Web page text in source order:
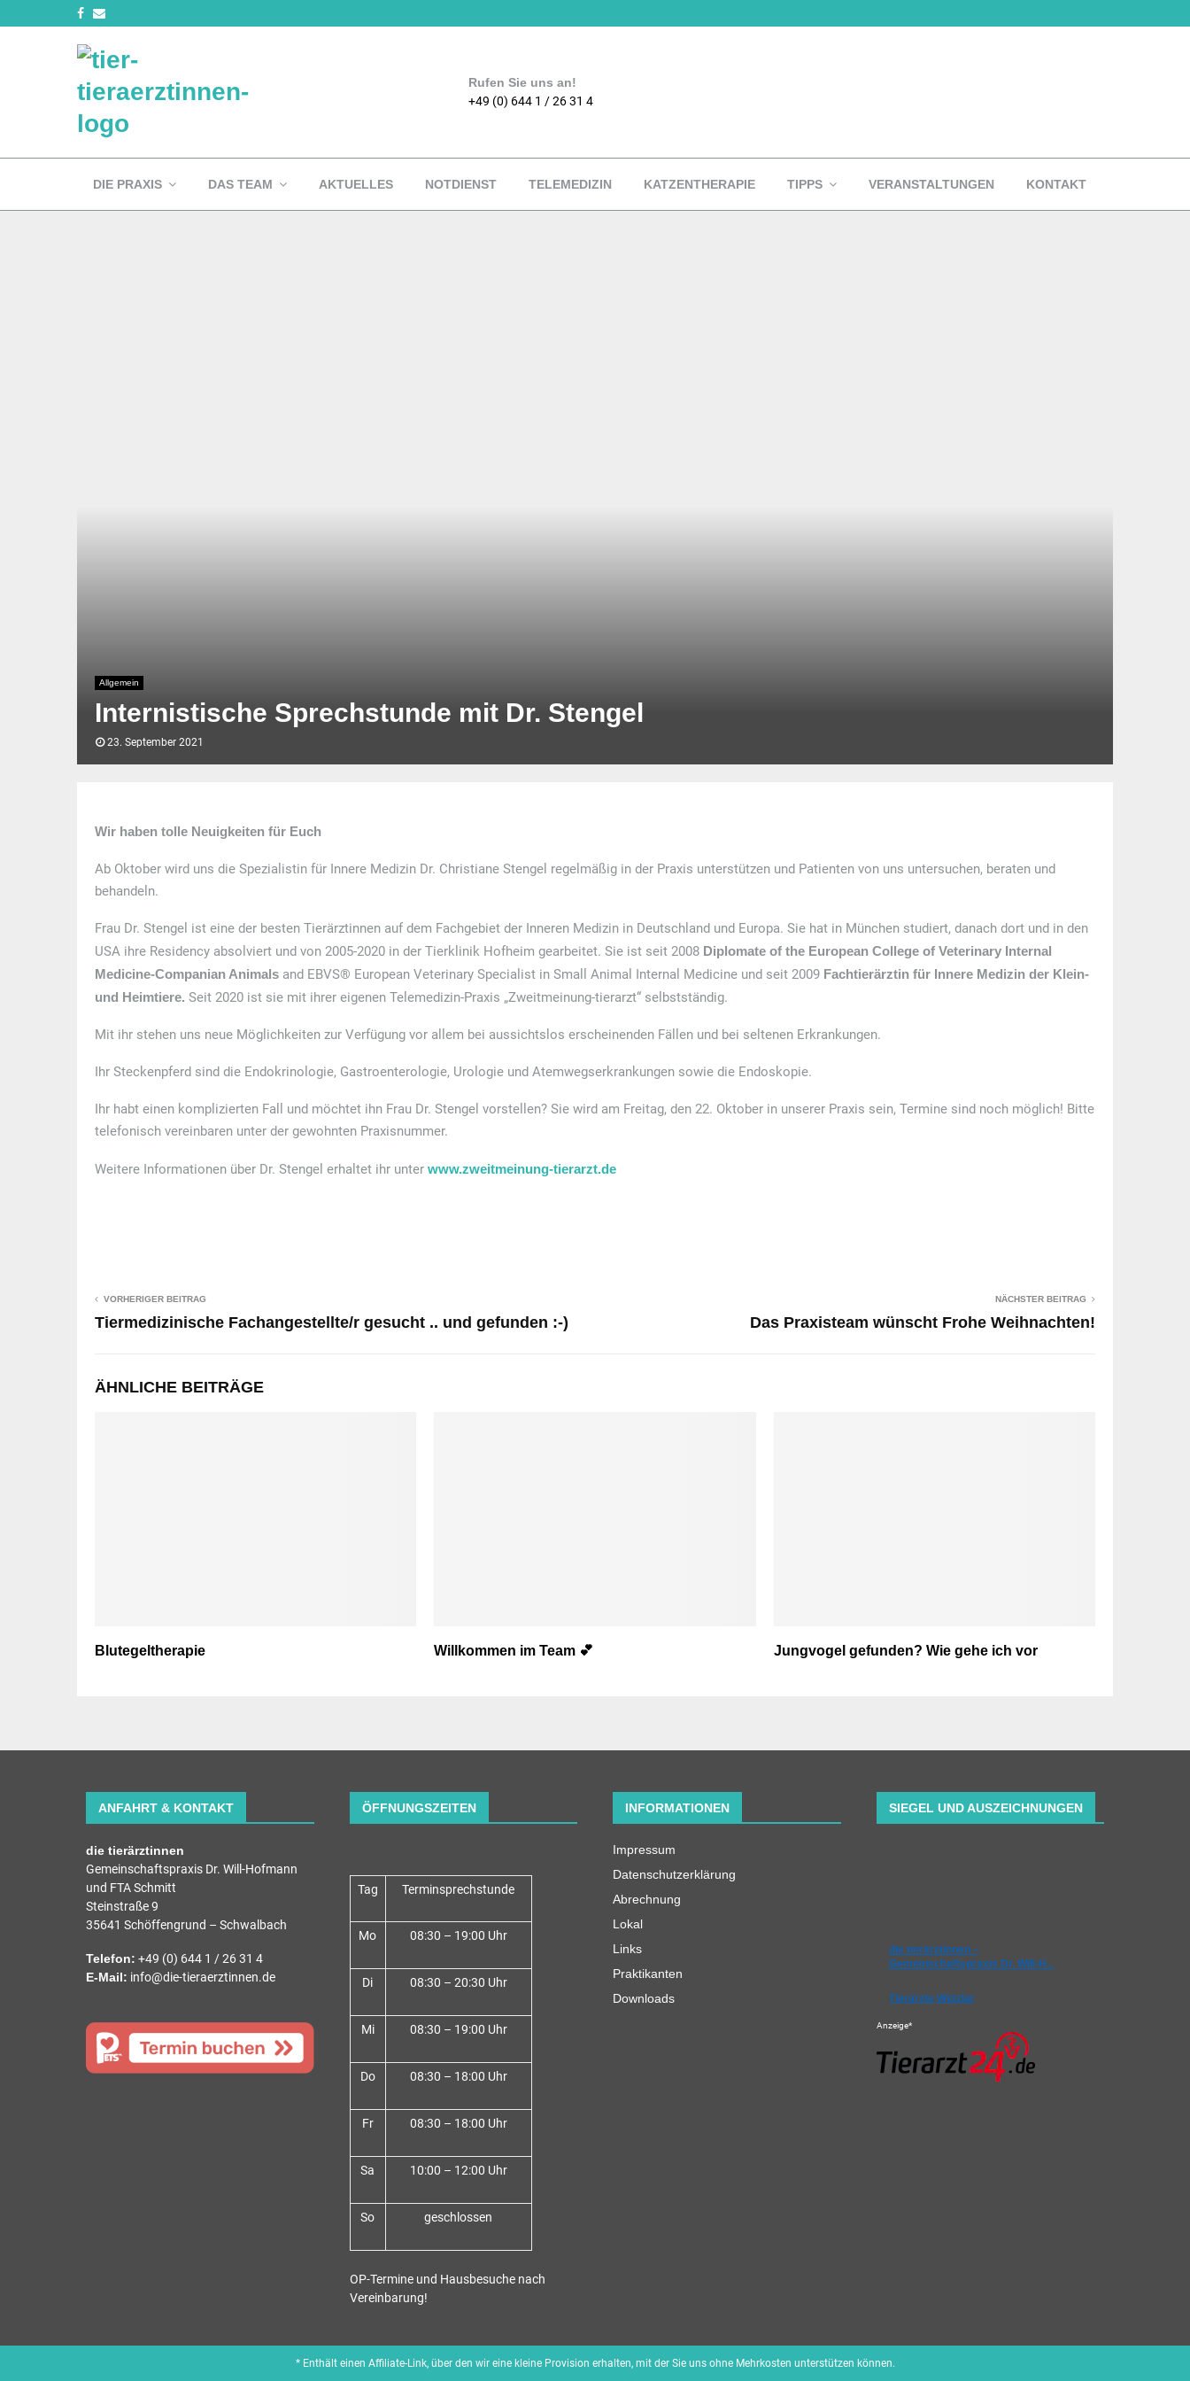
Rufen Sie uns an!
+49 (0) 644 1 / 26 31 4
DIE PRAXIS DAS TEAM AKTUELLES NOTDIENST TELEMEDIZIN KATZENTHERAPIE TIPPS VERANSTALTUNGEN KONTAKT
Allgemein
Internistische Sprechstunde mit Dr. Stengel
23. September 2021
Wir haben tolle Neuigkeiten für Euch
Ab Oktober wird uns die Spezialistin für Innere Medizin Dr. Christiane Stengel regelmäßig in der Praxis unterstützen und Patienten von uns untersuchen, beraten und
behandeln.
Frau Dr. Stengel ist eine der besten Tierärztinnen auf dem Fachgebiet der Inneren Medizin in Deutschland und Europa. Sie hat in München studiert, danach dort und in den
USA ihre Residency absolviert und von 2005-2020 in der Tierklinik Hofheim gearbeitet. Sie ist seit 2008 Diplomate of the European College of Veterinary Internal
Medicine-Companian Animals and EBVS® European Veterinary Specialist in Small Animal Internal Medicine und seit 2009 Fachtierärztin für Innere Medizin der Klein-
und Heimtiere. Seit 2020 ist sie mit ihrer eigenen Telemedizin-Praxis „Zweitmeinung-tierarzt“ selbstständig.
Mit ihr stehen uns neue Möglichkeiten zur Verfügung vor allem bei aussichtslos erscheinenden Fällen und bei seltenen Erkrankungen.
Ihr Steckenpferd sind die Endokrinologie, Gastroenterologie, Urologie und Atemwegserkrankungen sowie die Endoskopie.
Ihr habt einen komplizierten Fall und möchtet ihn Frau Dr. Stengel vorstellen? Sie wird am Freitag, den 22. Oktober in unserer Praxis sein, Termine sind noch möglich! Bitte
telefonisch vereinbaren unter der gewohnten Praxisnummer.
Weitere Informationen über Dr. Stengel erhaltet ihr unter www.zweitmeinung-tierarzt.de
VORHERIGER BEITRAG
Tiermedizinische Fachangestellte/r gesucht .. und gefunden :-)
NÄCHSTER BEITRAG
Das Praxisteam wünscht Frohe Weihnachten!
ÄHNLICHE BEITRÄGE
Blutegeltherapie Willkommen im Team 💕 Jungvogel gefunden? Wie gehe ich vor
ANFAHRT & KONTAKT
die tierärztinnen
Gemeinschaftspraxis Dr. Will-Hofmann
und FTA Schmitt
Steinstraße 9
35641 Schöffengrund – Schwalbach
Telefon: +49 (0) 644 1 / 26 31 4
E-Mail: info@die-tieraerztinnen.de
ÖFFNUNGSZEITEN
Tag Terminsprechstunde
Mo 08:30 – 19:00 Uhr
Di 08:30 – 20:30 Uhr
Mi 08:30 – 19:00 Uhr
Do 08:30 – 18:00 Uhr
Fr 08:30 – 18:00 Uhr
Sa 10:00 – 12:00 Uhr
So geschlossen
OP-Termine und Hausbesuche nach
Vereinbarung!
INFORMATIONEN
Impressum
Datenschutzerklärung
Abrechnung
Lokal
Links
Praktikanten
Downloads
SIEGEL UND AUSZEICHNUNGEN
die tierärztinnen –
Gemeinschaftspraxis Dr. Will-H…
Tierärzte Wetzlar
Anzeige*
* Enthält einen Affiliate-Link, über den wir eine kleine Provision erhalten, mit der Sie uns ohne Mehrkosten unterstützen können.